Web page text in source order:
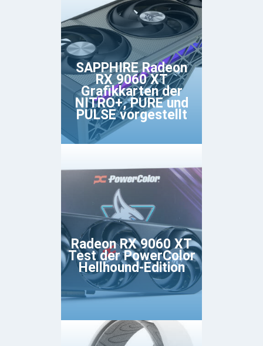
SAPPHIRE Radeon
RX 9060 XT
Grafikkarten der
NITRO+, PURE und
PULSE vorgestellt
Radeon RX 9060 XT
Test der PowerColor
Hellhound-Edition